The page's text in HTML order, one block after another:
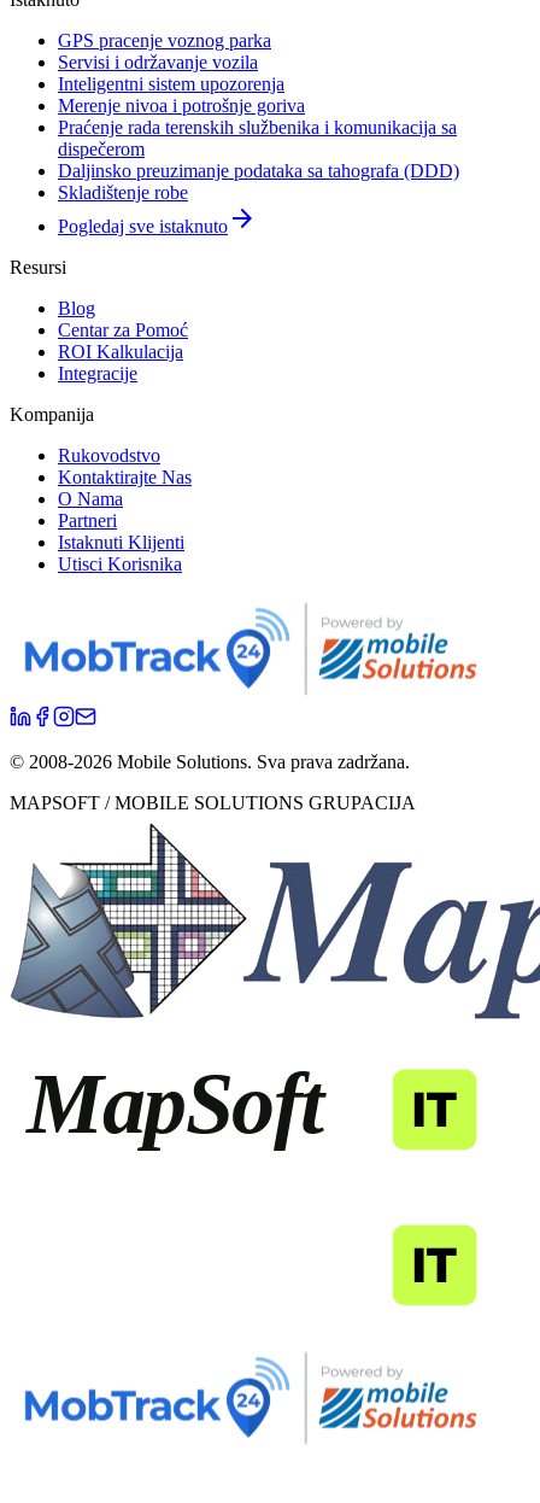
GPS pracenje voznog parka
Servisi i održavanje vozila
Inteligentni sistem upozorenja
Merenje nivoa i potrošnje goriva
Praćenje rada terenskih službenika i komunikacija sa
dispečerom
Daljinsko preuzimanje podataka sa tahografa (DDD)
Skladištenje robe
Pogledaj sve istaknuto arrow_forward
Resursi
Blog
Centar za Pomoć
ROI Kalkulacija
Integracije
Kompanija
Rukovodstvo
Kontaktirajte Nas
O Nama
Partneri
Istaknuti Klijenti
Utisci Korisnika
© 2008-2026 Mobile Solutions. Sva prava zadržana.
MAPSOFT / MOBILE SOLUTIONS GRUPACIJA
MapSoft IT
IT